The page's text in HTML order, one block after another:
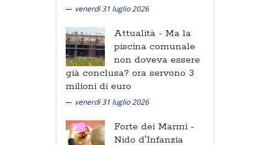
venerdì 31 luglio 2026
Attualità - Ma la
piscina comunale
non doveva essere
già conclusa? ora servono 3
milioni di euro
venerdì 31 luglio 2026
Forte dei Marmi -
Nido d'Infanzia